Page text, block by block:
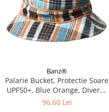
Banz®
Palarie Bucket, Protectie Soare
UPF50+, Blue Orange, Diverse
marimi
96,60 Lei